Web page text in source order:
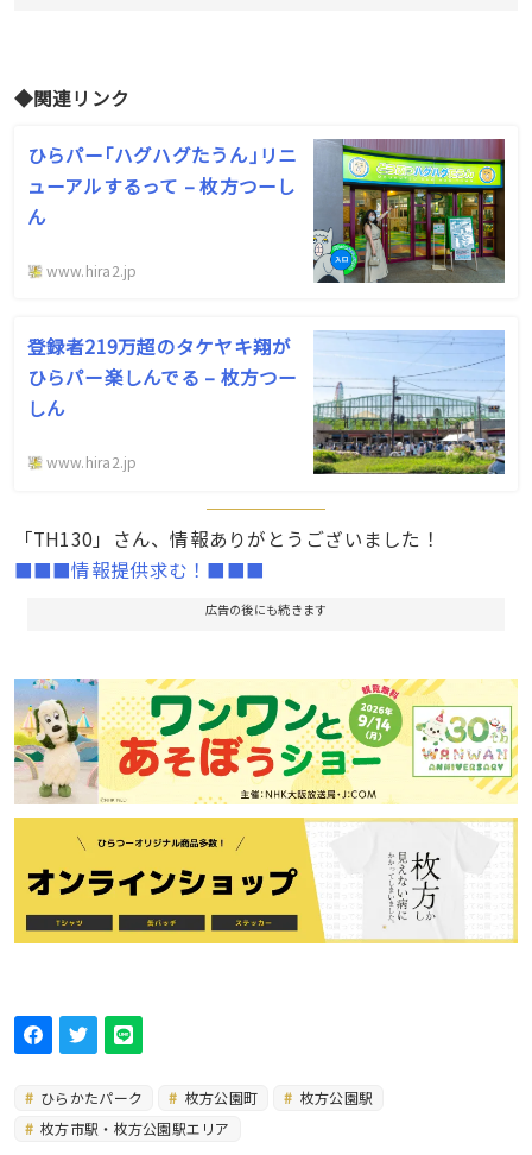
◆関連リンク
ひらパー｢ハグハグたうん｣リニ
ューアルするって – 枚方つーし
ん
www.hira2.jp
登録者219万超のタケヤキ翔が
ひらパー楽しんでる – 枚方つー
しん
www.hira2.jp
「TH130」さん、情報ありがとうございました！
■■■情報提供求む！■■■
広告の後にも続きます
ひらかたパーク 枚方公園町
枚方公園駅
枚方市駅・枚方公園駅エリア